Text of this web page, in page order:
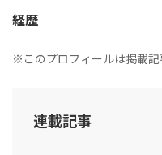
経歴
※このプロフィールは掲載
連載記事